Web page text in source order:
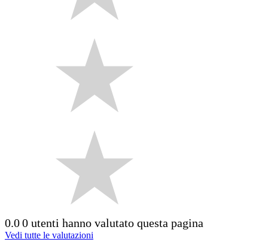
0.00 utenti hanno valutato questa pagina
Vedi tutte le valutazioni